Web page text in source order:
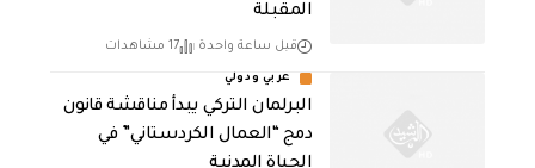
المقبلة
قبل ساعة واحدة 17 مشاهدات
عربي ودولي
البرلمان التركي يبدأ مناقشة قانون
دمج “العمال الكردستاني” في
الحياة المدنية